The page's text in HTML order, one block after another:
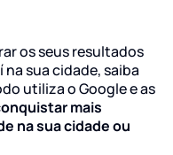
os seus resultados
na sua cidade, saiba
utiliza o Google e as
mais
na sua cidade ou